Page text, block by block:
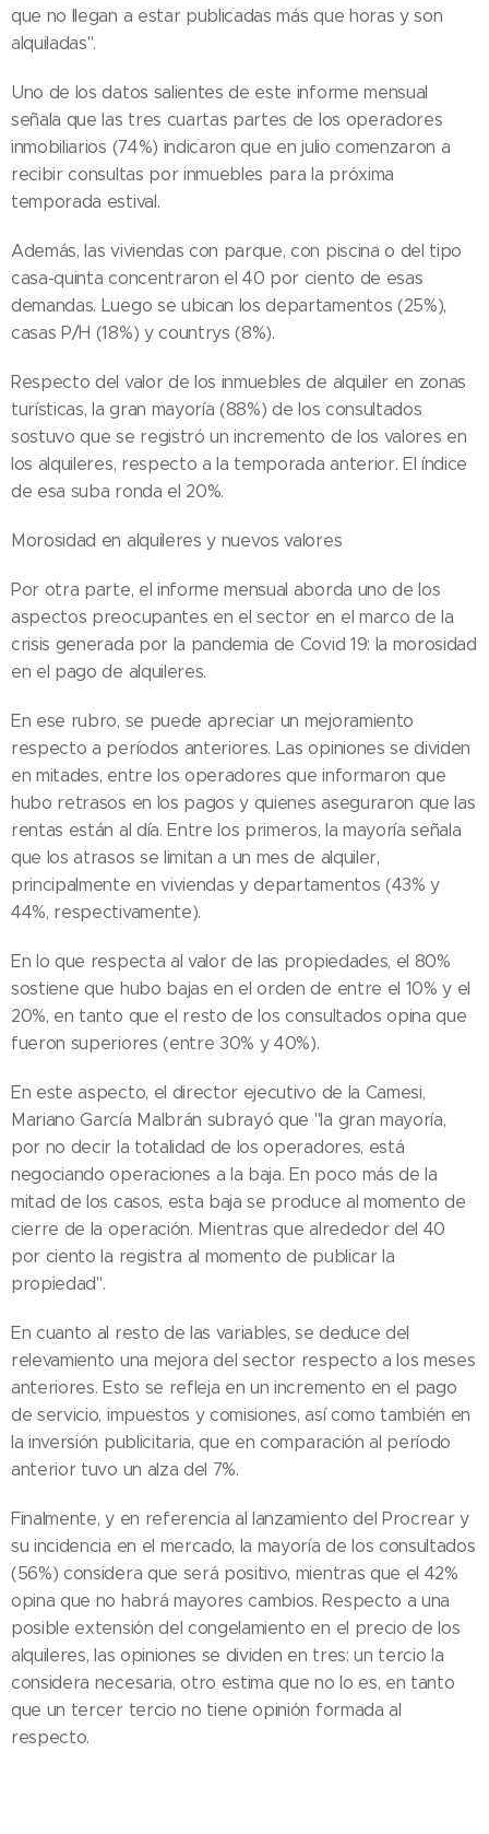
que no llegan a estar publicadas más que horas y son
alquiladas".
Uno de los datos salientes de este informe mensual
señala que las tres cuartas partes de los operadores
inmobiliarios (74%) indicaron que en julio comenzaron a
recibir consultas por inmuebles para la próxima
temporada estival.
Además, las viviendas con parque, con piscina o del tipo
casa-quinta concentraron el 40 por ciento de esas
demandas. Luego se ubican los departamentos (25%),
casas P/H (18%) y countrys (8%).
Respecto del valor de los inmuebles de alquiler en zonas
turísticas, la gran mayoría (88%) de los consultados
sostuvo que se registró un incremento de los valores en
los alquileres, respecto a la temporada anterior. El índice
de esa suba ronda el 20%.
Morosidad en alquileres y nuevos valores
Por otra parte, el informe mensual aborda uno de los
aspectos preocupantes en el sector en el marco de la
crisis generada por la pandemia de Covid 19: la morosidad
en el pago de alquileres.
En ese rubro, se puede apreciar un mejoramiento
respecto a períodos anteriores. Las opiniones se dividen
en mitades, entre los operadores que informaron que
hubo retrasos en los pagos y quienes aseguraron que las
rentas están al día. Entre los primeros, la mayoría señala
que los atrasos se limitan a un mes de alquiler,
principalmente en viviendas y departamentos (43% y
44%, respectivamente).
En lo que respecta al valor de las propiedades, el 80%
sostiene que hubo bajas en el orden de entre el 10% y el
20%, en tanto que el resto de los consultados opina que
fueron superiores (entre 30% y 40%).
En este aspecto, el director ejecutivo de la Camesi,
Mariano García Malbrán subrayó que "la gran mayoría,
por no decir la totalidad de los operadores, está
negociando operaciones a la baja. En poco más de la
mitad de los casos, esta baja se produce al momento de
cierre de la operación. Mientras que alrededor del 40
por ciento la registra al momento de publicar la
propiedad".
En cuanto al resto de las variables, se deduce del
relevamiento una mejora del sector respecto a los meses
anteriores. Esto se refleja en un incremento en el pago
de servicio, impuestos y comisiones, así como también en
la inversión publicitaria, que en comparación al período
anterior tuvo un alza del 7%.
Finalmente, y en referencia al lanzamiento del Procrear y
su incidencia en el mercado, la mayoría de los consultados
(56%) considera que será positivo, mientras que el 42%
opina que no habrá mayores cambios. Respecto a una
posible extensión del congelamiento en el precio de los
alquileres, las opiniones se dividen en tres: un tercio la
considera necesaria, otro estima que no lo es, en tanto
que un tercer tercio no tiene opinión formada al
respecto.